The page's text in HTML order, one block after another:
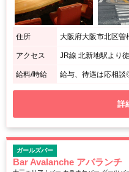
住所 大阪府大阪市北区曽
アクセス JR線 北新地駅より
給料/時給 給与、待遇は応相談
詳
ガールズバー
Bar Avalanche アバランチ